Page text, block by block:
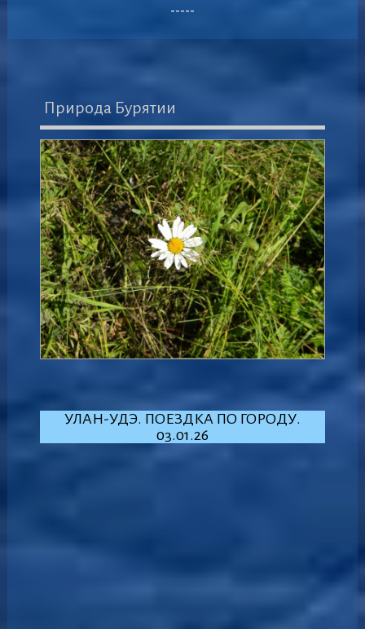
-----
Природа Бурятии
УЛАН-УДЭ. ПОЕЗДКА ПО ГОРОДУ.
03.01.26